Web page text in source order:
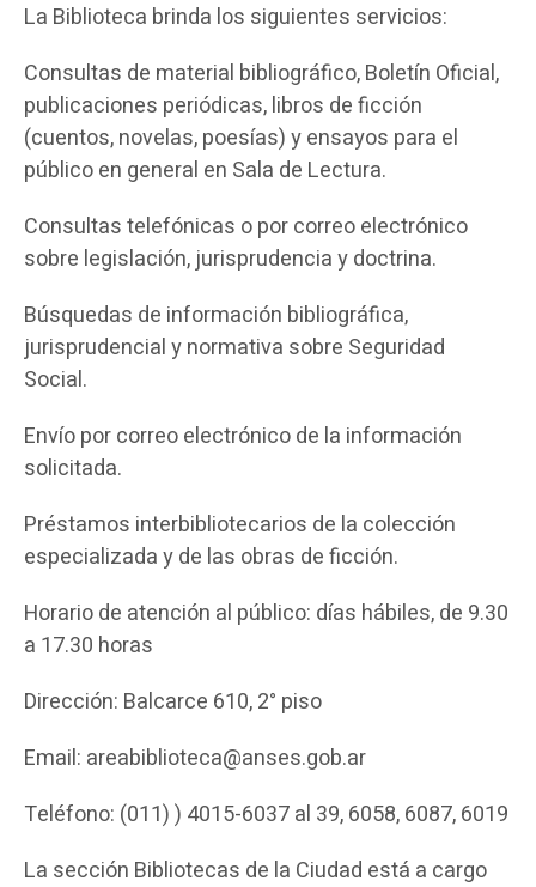
La Biblioteca brinda los siguientes servicios:
Consultas de material bibliográfico, Boletín Oficial,
publicaciones periódicas, libros de ficción
(cuentos, novelas, poesías) y ensayos para el
público en general en Sala de Lectura.
Consultas telefónicas o por correo electrónico
sobre legislación, jurisprudencia y doctrina.
Búsquedas de información bibliográfica,
jurisprudencial y normativa sobre Seguridad
Social.
Envío por correo electrónico de la información
solicitada.
Préstamos interbibliotecarios de la colección
especializada y de las obras de ficción.
Horario de atención al público: días hábiles, de 9.30
a 17.30 horas
Dirección: Balcarce 610, 2° piso
Email: areabiblioteca@anses.gob.ar
Teléfono: (011) ) 4015-6037 al 39, 6058, 6087, 6019
La sección Bibliotecas de la Ciudad está a cargo